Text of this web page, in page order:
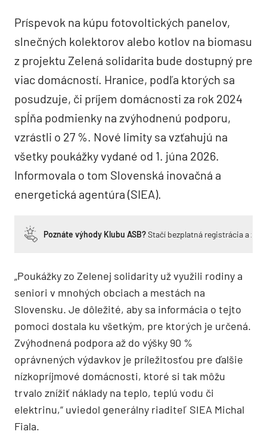
Príspevok na kúpu fotovoltických panelov,
slnečných kolektorov alebo kotlov na biomasu
z projektu Zelená solidarita bude dostupný pre
viac domácností. Hranice, podľa ktorých sa
posudzuje, či príjem domácnosti za rok 2024
spĺňa podmienky na zvýhodnenú podporu,
vzrástli o 27 %. Nové limity sa vzťahujú na
všetky poukážky vydané od 1. júna 2026.
Informovala o tom Slovenská inovačná a
energetická agentúra (SIEA).
Poznáte výhody Klubu ASB?Stačí bezplatná registrácia a
„Poukážky zo Zelenej solidarity už využili rodiny a
seniori v mnohých obciach a mestách na
Slovensku. Je dôležité, aby sa informácia o tejto
pomoci dostala ku všetkým, pre ktorých je určená.
Zvýhodnená podpora až do výšky 90 %
oprávnených výdavkov je príležitosťou pre ďalšie
nízkopríjmové domácnosti, ktoré si tak môžu
trvalo znížiť náklady na teplo, teplú vodu či
elektrinu,“ uviedol generálny riaditeľ SIEA Michal
Fiala.